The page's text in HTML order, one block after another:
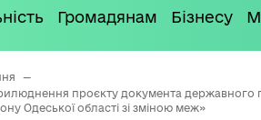
Громадянам Бізнесу
—
проєкту документа державного
Одеської області зі зміною меж»